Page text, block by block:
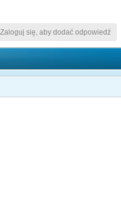
Zaloguj się, aby dodać odpowiedź